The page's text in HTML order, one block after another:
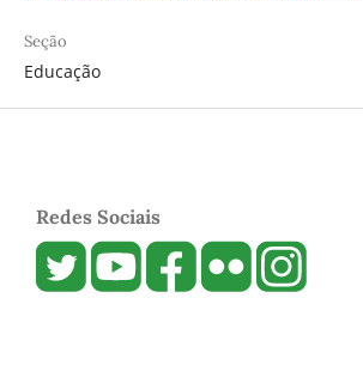
Seção
Educação
Redes Sociais